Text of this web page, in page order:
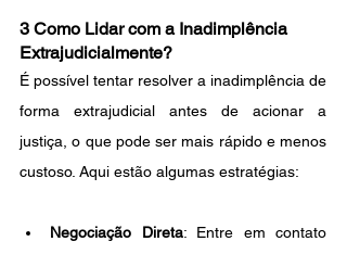
3 Como Lidar com a Inadimplência
Extrajudicialmente?
É possível tentar resolver a inadimplência de
forma extrajudicial antes de acionar a
justiça, o que pode ser mais rápido e menos
custoso. Aqui estão algumas estratégias:
Negociação Direta: Entre em contato